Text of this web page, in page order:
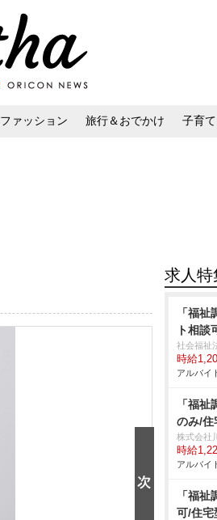
ファッション 旅行＆おでかけ 子育て
求人特
「福
ト相談
社会福祉
時給
アルバイ
「福
のみ/住
株式会社
時給
アルバイ
「福
可/住宅